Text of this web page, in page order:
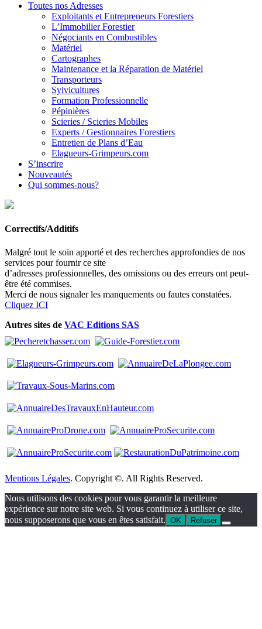
Toutes nos Adresses
Exploitants et Entrepreneurs Forestiers
L’Immobilier Forestier
Négociants en Combustibles
Matériel
Cartographes
Maintenance et la Réparation de Matériel
Transporteurs
Sylvicultures
Formation Professionnelle
Pépinières
Scieries / Scieries Mobiles
Experts / Gestionnaires Forestiers
Entretien de Plans d’Eau
Elagueurs-Grimpeurs.com
S’inscrire
Nouveautés
Qui sommes-nous?
Correctifs/Additifs
Malgré tout le soin apporté et des recherches approfondies de nos
services pour fournir ce site
d’adresses professionnelles, des omissions ou des erreurs ont peut-
être été commises.
Merci de nous signaler les manquements ou fautes constatées.
Cliquez ICI
Autres sites de VAC Editions SAS
Mentions Légales. Copyright ©. All Rights Reserved.
Nous utilisons des cookies pour vous garantir la meilleure
expérience sur notre site web. Si vous continuez à utiliser ce site,
nous supposerons que vous en êtes satisfait. OK Refuser